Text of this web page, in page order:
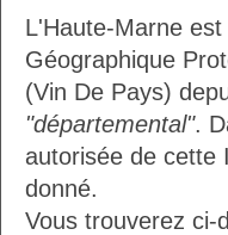
L'Haute-Marne
Géographique
(Vin De Pays)
"départemental".
autorisée de cette
donné.
Vous trouverez ci-